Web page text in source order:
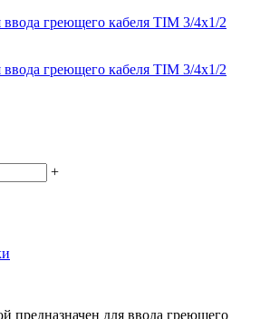
+
предназначен для ввода греющего